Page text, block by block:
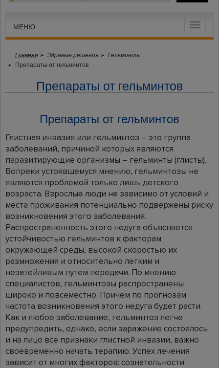
Toggle
МЕНЮ
Главная Здравые решения
Гельминты
Препараты от гельминтов
Препараты от гельминтов
Препараты от гельминтов
Глистная инвазия или гельминтоз – это группа
заболеваний, причиной которых являются
паразитирующие организмы – гельминты (глисты).
Вопреки устоявшемуся мнению, гельминтозы не
являются проблемой только лишь детского
возраста. Взрослые люди не зависимо от условий и
места проживания потенциально подвержены риску
возникновения этого заболевания.
Распространенность этого недуга объясняется
устойчивостью гельминтов к факторам
окружающей среды, высокой скоростью их
размножения и относительно легким и
незатейливым путем передачи. По мнению
специалистов, гельминтозы распространены
широко и повсеместно. Причем по прогнозам
частота возникновения этого недуга будет расти.
Как и любое заболевание, гельминтоз легче
предупредить, однако, если заражение состоялось
и на лицо все признаки глистной инвазии, важно
своевременно начать терапию. Успех лечения
зависит от многих факторов: сознательности